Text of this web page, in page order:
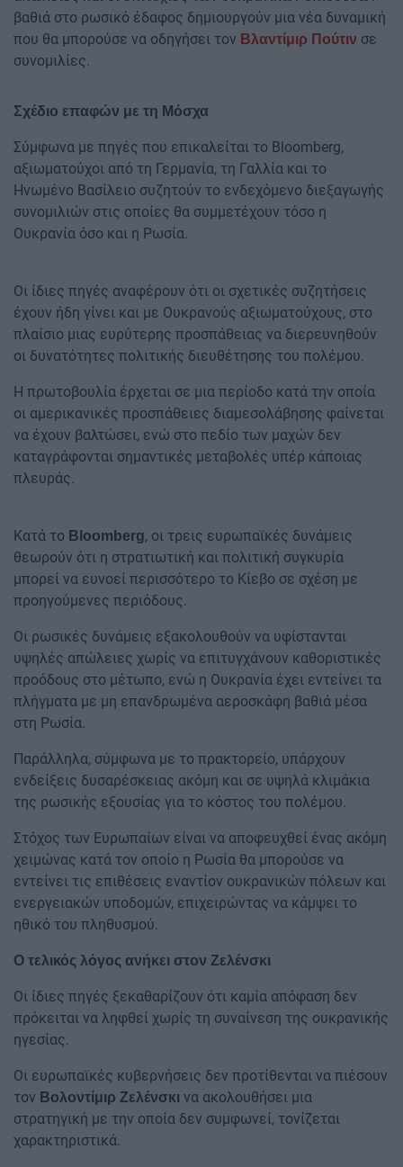
βαθιά στο ρωσικό έδαφος δημιουργούν μια νέα δυναμική
που θα μπορούσε να οδηγήσει τον Βλαντίμιρ Πούτιν σε
συνομιλίες.
Σχέδιο επαφών με τη Μόσχα
Σύμφωνα με πηγές που επικαλείται το Bloomberg,
αξιωματούχοι από τη Γερμανία, τη Γαλλία και το
Ηνωμένο Βασίλειο συζητούν το ενδεχόμενο διεξαγωγής
συνομιλιών στις οποίες θα συμμετέχουν τόσο η
Ουκρανία όσο και η Ρωσία.
Οι ίδιες πηγές αναφέρουν ότι οι σχετικές συζητήσεις
έχουν ήδη γίνει και με Ουκρανούς αξιωματούχους, στο
πλαίσιο μιας ευρύτερης προσπάθειας να διερευνηθούν
οι δυνατότητες πολιτικής διευθέτησης του πολέμου.
Η πρωτοβουλία έρχεται σε μια περίοδο κατά την οποία
οι αμερικανικές προσπάθειες διαμεσολάβησης φαίνεται
να έχουν βαλτώσει, ενώ στο πεδίο των μαχών δεν
καταγράφονται σημαντικές μεταβολές υπέρ κάποιας
πλευράς.
Κατά το Bloomberg, οι τρεις ευρωπαϊκές δυνάμεις
θεωρούν ότι η στρατιωτική και πολιτική συγκυρία
μπορεί να ευνοεί περισσότερο το Κίεβο σε σχέση με
προηγούμενες περιόδους.
Οι ρωσικές δυνάμεις εξακολουθούν να υφίστανται
υψηλές απώλειες χωρίς να επιτυγχάνουν καθοριστικές
προόδους στο μέτωπο, ενώ η Ουκρανία έχει εντείνει τα
πλήγματα με μη επανδρωμένα αεροσκάφη βαθιά μέσα
στη Ρωσία.
Παράλληλα, σύμφωνα με το πρακτορείο, υπάρχουν
ενδείξεις δυσαρέσκειας ακόμη και σε υψηλά κλιμάκια
της ρωσικής εξουσίας για το κόστος του πολέμου.
Στόχος των Ευρωπαίων είναι να αποφευχθεί ένας ακόμη
χειμώνας κατά τον οποίο η Ρωσία θα μπορούσε να
εντείνει τις επιθέσεις εναντίον ουκρανικών πόλεων και
ενεργειακών υποδομών, επιχειρώντας να κάμψει το
ηθικό του πληθυσμού.
Ο τελικός λόγος ανήκει στον Ζελένσκι
Οι ίδιες πηγές ξεκαθαρίζουν ότι καμία απόφαση δεν
πρόκειται να ληφθεί χωρίς τη συναίνεση της ουκρανικής
ηγεσίας.
Οι ευρωπαϊκές κυβερνήσεις δεν προτίθενται να πιέσουν
τον Βολοντίμιρ Ζελένσκι να ακολουθήσει μια
στρατηγική με την οποία δεν συμφωνεί, τονίζεται
χαρακτηριστικά.